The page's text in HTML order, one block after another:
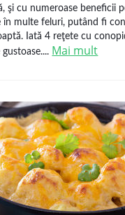
şi cu numeroase beneficii
în multe feluri, putând fi
Iată 4 reţete cu
Mai mult